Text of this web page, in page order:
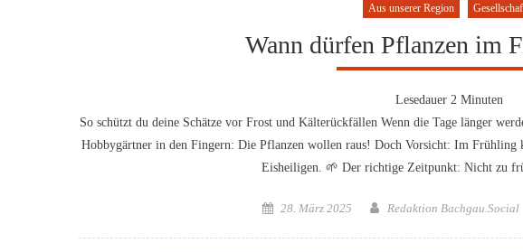
Aus unserer Region
Wann dürfen Pflanzen im
Lesedauer 2 Minuten
So schützt du deine Schätze vor Frost und Kälterückfällen Wenn die Tage länger
Hobbygärtner in den Fingern: Die Pflanzen wollen raus! Doch Vorsicht: Im Frühling
Eisheiligen. 🌱 Der richtige Zeitpunkt: Nicht zu
Posted
28. März 2025 Author
Redaktion Bachgau.Social